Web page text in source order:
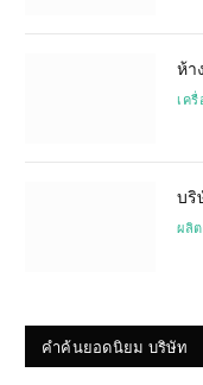
ห้า
เค
บริ
ผลิ
คำค้นยอดนิยม บริษัท